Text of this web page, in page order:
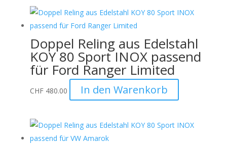
Doppel Reling aus Edelstahl
KOY 80 Sport INOX passend
für Ford Ranger Limited
CHF480.00 In den Warenkorb